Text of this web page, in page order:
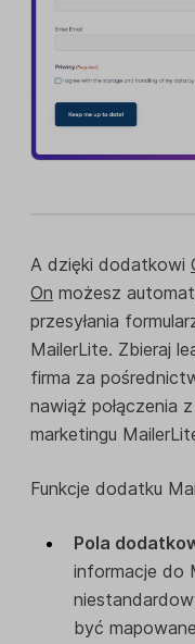
A dzięki dodatkowi
On możesz
przesyłania
MailerLite. Zbieraj
firma za
nawiąż połączenia
marketingu
Funkcje dodatku
Pola
informacje do
być